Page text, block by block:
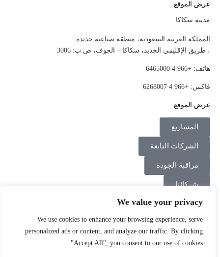
We value your privacy
We use cookies to enhance your browsing experience, serve
personalized ads or content, and analyze our traffic. By clicking
"Accept All", you consent to our use of cookies.
عرض الموقع
مدينة سكاكا
المملكة العربية السعودية، منطقة صناعية جديدة
، طريق الإقليمي الجديد، سكاكا – الجوف، ص.ب: 3006
هاتف: +966 4 6465000
فاكس: +966 4 6268007
عرض الموقع
المشاريع
الشركات التابعة
مراقبة الجودة
شركائنا
اتصل بنا
Facebook
Linkedin
الشروط والأحكام سياسة الخصوصية